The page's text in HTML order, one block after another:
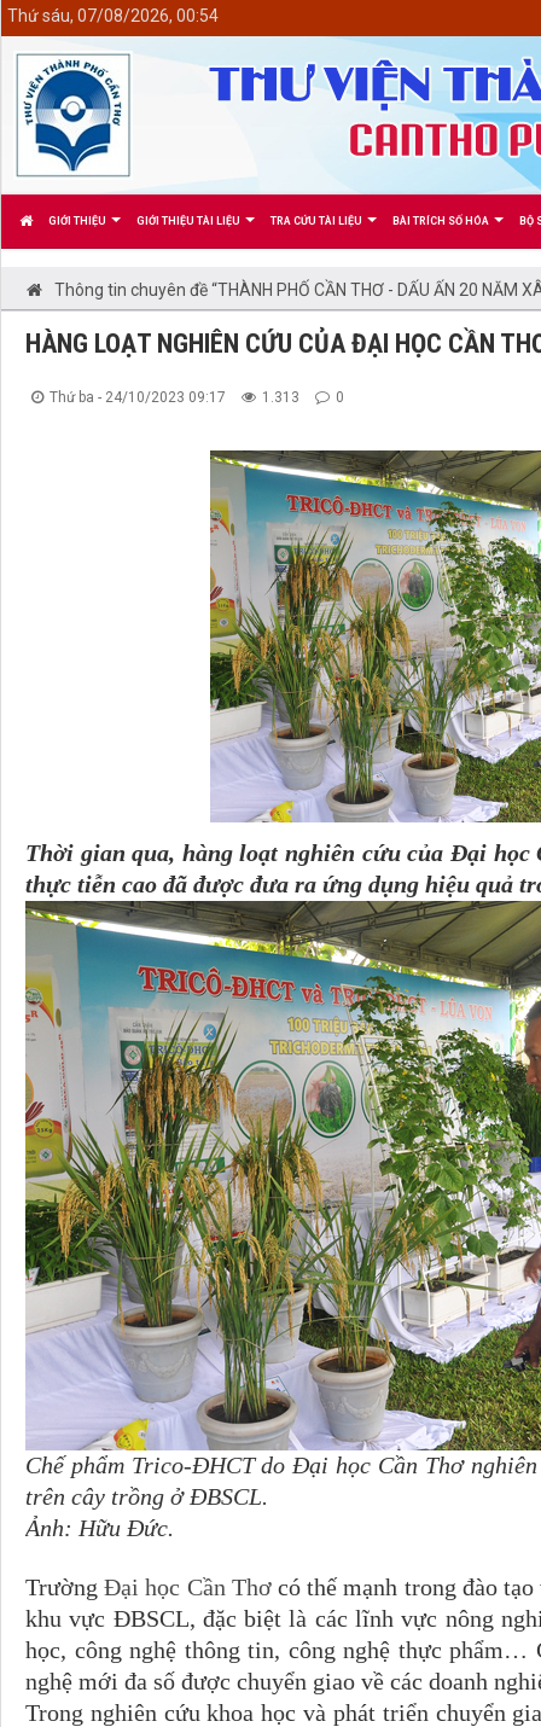
GIỚI THIỆU GIỚI THIỆU TÀI LIỆU TRA CỨU TÀI LIỆU BÀI TRÍCH SỐ HÓA BỘ
Thứ sáu, 07/08/2026, 00:54
Thông tin chuyên đề “THÀNH PHỐ CẦN THƠ - DẤU ẤN 20 NĂM
HÀNG LOẠT NGHIÊN CỨU CỦA ĐẠI HỌC CẦN
Thứ ba - 24/10/2023 09:17 1.313 0
Thời gian qua, hàng loạt nghiên cứu của Đại
thực tiễn cao đã được đưa ra ứng dụng hiệu quả
Chế phẩm Trico-ĐHCT do Đại học Cần Thơ
trên cây trồng ở ĐBSCL.
Ảnh: Hữu Đức.
TrườngĐại học Cần Thơcó thế mạnh trong đào
khu vực ĐBSCL, đặc biệt là các lĩnh vực nông
học, công nghệ thông tin, công nghệ thực phẩm…
nghệ mới đa số được chuyển giao về các doanh
Trong nghiên cứu khoa học và phát triển chuyển
<